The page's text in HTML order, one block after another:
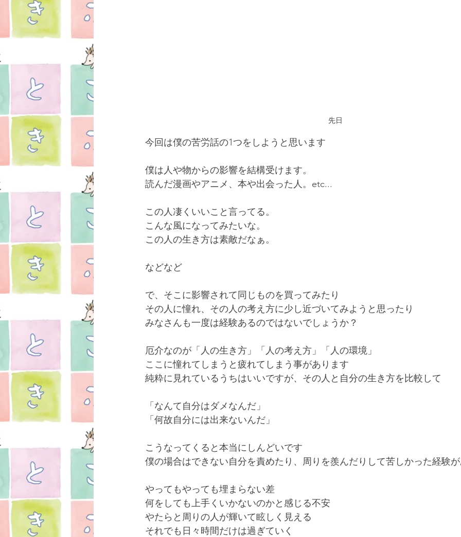
先日
今回は僕の苦労話の1つをしようと思います
僕は人や物からの影響を結構受けます。
読んだ漫画やアニメ、本や出会った人。etc...
この人凄くいいこと言ってる。
こんな風になってみたいな。
この人の生き方は素敵だなぁ。
などなど
で、そこに影響されて同じものを買ってみたり
その人に憧れ、その人の考え方に少し近づいてみようと思ったり
みなさんも一度は経験あるのではないでしょうか？
厄介なのが「人の生き方」「人の考え方」「人の環境」
ここに憧れてしまうと疲れてしまう事があります
純粋に見れているうちはいいですが、その人と自分の生き方を比較して
「なんて自分はダメなんだ」
「何故自分には出来ないんだ」
こうなってくると本当にしんどいです
僕の場合はできない自分を責めたり、周りを羨んだりして苦しかった経験
やってもやっても埋まらない差
何をしても上手くいかないのかと感じる不安
やたらと周りの人が輝いて眩しく見える
それでも日々時間だけは過ぎていく